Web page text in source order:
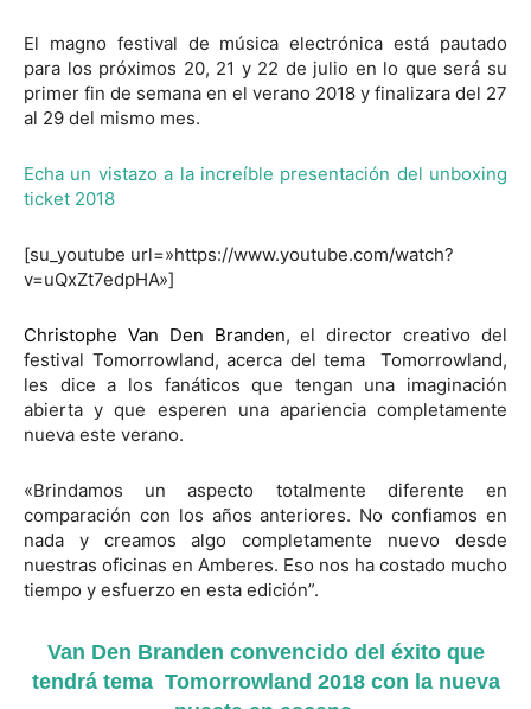
El magno festival de música electrónica está pautado
para los próximos 20, 21 y 22 de julio en lo que será su
primer fin de semana en el verano 2018 y finalizara del 27
al 29 del mismo mes.
Echa un vistazo a la increíble presentación del unboxing
ticket 2018
[su_youtube url=»https://www.youtube.com/watch?
v=uQxZt7edpHA»]
Christophe Van Den Branden, el director creativo del
festival Tomorrowland, acerca del tema Tomorrowland,
les dice a los fanáticos que tengan una imaginación
abierta y que esperen una apariencia completamente
nueva este verano.
«Brindamos un aspecto totalmente diferente en
comparación con los años anteriores. No confiamos en
nada y creamos algo completamente nuevo desde
nuestras oficinas en Amberes. Eso nos ha costado mucho
tiempo y esfuerzo en esta edición”.
Van Den Branden convencido del éxito que
tendrá tema Tomorrowland 2018 con la nueva